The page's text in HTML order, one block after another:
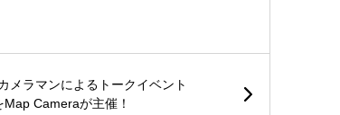
メラマンによるトークイベント
Map Cameraが主催！